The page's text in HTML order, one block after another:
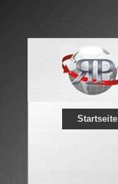
Startseite